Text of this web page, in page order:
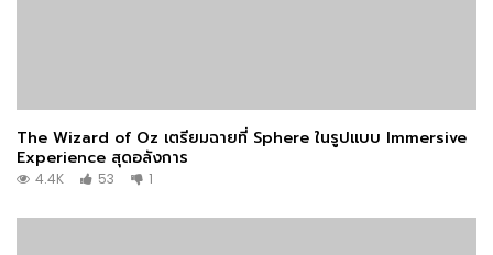
The Wizard of Oz เตรียมฉายที่ Sphere ในรูปแบบ Immersive
Experience สุดอลังการ
4.4K 53 1